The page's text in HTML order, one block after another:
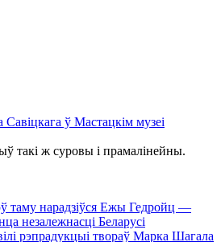
ў Мастацкім музеі
такі ж суровы і прамалінейны.
таму нарадзіўся Ежы Гедройц —
незалежнасці Беларусі
рэпрадукцыі твораў Марка Шагала